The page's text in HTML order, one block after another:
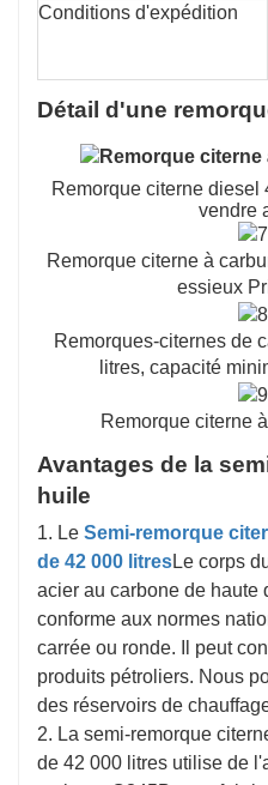
Conditions d'expédition
Détail d'une
Remorque citerne diesel
vendre
Remorque citerne à
essieux
Remorques-citernes de
litres, capacité
Remorque citerne
Avantages de la
huile
1. Le Semi-remorque
de 42 000 litresLe corps
acier au carbone de haute
conforme aux normes
carrée ou ronde. Il peut
produits pétroliers. Nous
des réservoirs de
2. La semi-remorque
de 42 000 litres utilise de